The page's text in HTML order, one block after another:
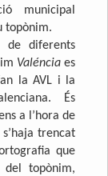
municipal
topònim.
de diferents
Valénciaes
la AVL i la
És
a l’hora de
trencat
que
del topònim,